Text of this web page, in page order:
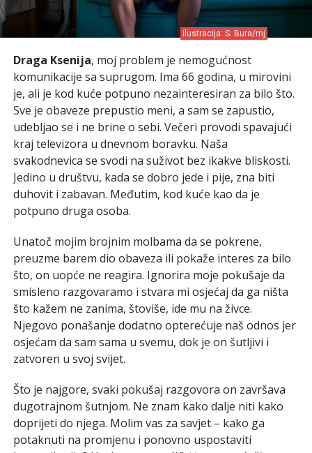
ilustracija: S. Bura/mj
Draga Ksenija, moj problem je nemogućnost
komunikacije sa suprugom. Ima 66 godina, u mirovini
je, ali je kod kuće potpuno nezainteresiran za bilo što.
Sve je obaveze prepustio meni, a sam se zapustio,
udebljao se i ne brine o sebi. Večeri provodi spavajući
kraj televizora u dnevnom boravku. Naša
svakodnevica se svodi na suživot bez ikakve bliskosti.
Jedino u društvu, kada se dobro jede i pije, zna biti
duhovit i zabavan. Međutim, kod kuće kao da je
potpuno druga osoba.
Unatoč mojim brojnim molbama da se pokrene,
preuzme barem dio obaveza ili pokaže interes za bilo
što, on uopće ne reagira. Ignorira moje pokušaje da
smisleno razgovaramo i stvara mi osjećaj da ga ništa
što kažem ne zanima, štoviše, ide mu na živce.
Njegovo ponašanje dodatno opterećuje naš odnos jer
osjećam da sam sama u svemu, dok je on šutljivi i
zatvoren u svoj svijet.
Što je najgore, svaki pokušaj razgovora on završava
dugotrajnom šutnjom. Ne znam kako dalje niti kako
doprijeti do njega. Molim vas za savjet – kako ga
potaknuti na promjenu i ponovno uspostaviti